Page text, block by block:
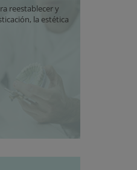
reestablecer y
la estética